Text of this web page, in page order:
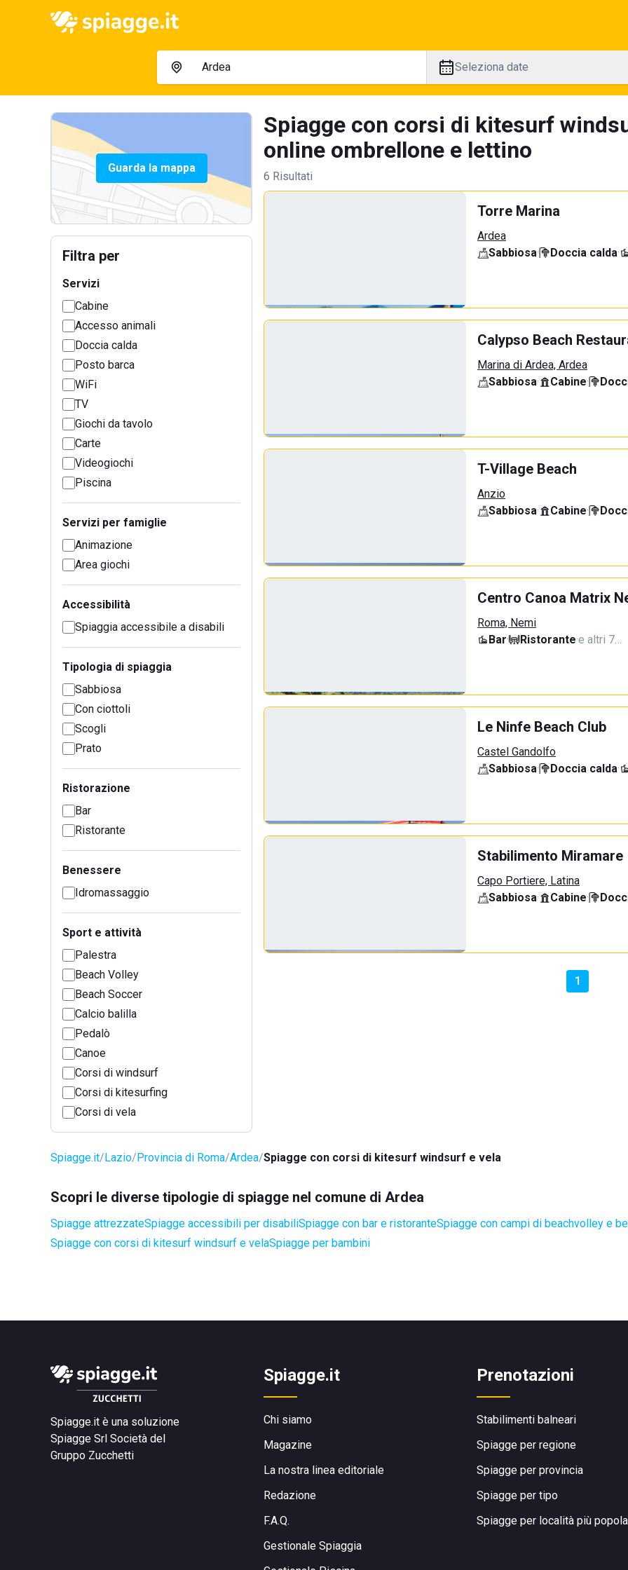
Seleziona date
Guarda la mappa
Filtra per
Servizi
Cabine
Accesso animali
Doccia calda
Posto barca
WiFi
TV
Giochi da tavolo
Carte
Videogiochi
Piscina
Servizi per famiglie
Animazione
Area giochi
Accessibilità
Spiaggia accessibile a disabili
Tipologia di spiaggia
Sabbiosa
Con ciottoli
Scogli
Prato
Ristorazione
Bar
Ristorante
Benessere
Idromassaggio
Sport e attività
Palestra
Beach Volley
Beach Soccer
Calcio balilla
Pedalò
Canoe
Corsi di windsurf
Corsi di kitesurfing
Corsi di vela
Spiagge con corsi di kitesurf
online ombrellone e lettino
6 Risultati
Torre Marina
Ardea
Sabbiosa· Doccia calda·
Calypso Beach
Marina di Ardea, Ardea
Sabbiosa· Cabine·
T-Village Beach
Anzio
Sabbiosa· Cabine·
Centro Canoa Matrix
Roma, Nemi
Bar· Ristorante·e altri 7…
Le Ninfe Beach Club
Castel Gandolfo
Sabbiosa· Doccia calda·
Stabilimento Miramare
Capo Portiere, Latina
Sabbiosa· Cabine·
1
Spiagge.it Lazio Provincia di Roma Ardea Spiagge con corsi di kitesurf windsurf e vela
Scopri le diverse tipologie di spiagge nel comune di Ardea
Spiagge attrezzateSpiagge accessibili per disabiliSpiagge con bar e ristoranteSpiagge con campi di beachvolley e
Spiagge con corsi di kitesurf windsurf e velaSpiagge per bambini
Spiagge.it è una soluzione
Spiagge Srl Società del
Gruppo Zucchetti
Spiagge.it
Chi siamo
Magazine
La nostra linea editoriale
Redazione
F.A.Q.
Gestionale Spiaggia
Prenotazioni
Stabilimenti balneari
Spiagge per regione
Spiagge per provincia
Spiagge per tipo
Spiagge per località più